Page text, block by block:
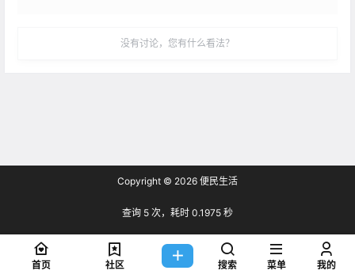
没有讨论，您有什么看法？
Copyright © 2026 便民生活
查询 5 次，耗时 0.1975 秒
首页 社区 搜索 菜单 我的